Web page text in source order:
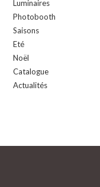
Luminaires
Photobooth
Saisons
Eté
Noël
Catalogue
Actualités